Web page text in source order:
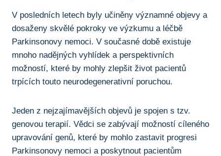
V posledních letech byly ​učiněny významné objevy a
dosaženy skvělé‌ pokroky ⁣ve výzkumu ​a⁢ léčbě
Parkinsonovy nemoci. V​ současné ‍době existuje
mnoho‍ nadějných ⁤vyhlídek a perspektivních
možností, které by mohly zlepšit‌ život pacientů
⁤trpících touto ⁢neurodegenerativní poruchou.
Jeden z nejzajímavějších objevů je ⁤spojen s ‍tzv.⁣
genovou terapií. Vědci se zabývají možností cíleného
⁢upravování genů, ‍které by mohlo zastavit progresi
⁤Parkinsonovy nemoci a⁣ poskytnout pacientům